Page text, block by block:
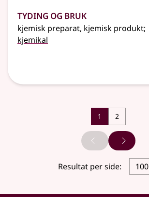
Tyding og bruk
kjemisk preparat, kjemisk produkt;
kjemikal
1 2
Forrige sideNeste side
Resultat per side: